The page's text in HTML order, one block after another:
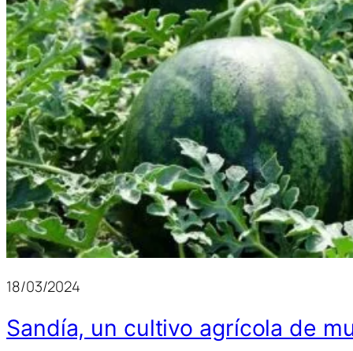
18/03/2024
Sandía, un cultivo agrícola de